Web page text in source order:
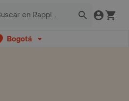
Bogotá